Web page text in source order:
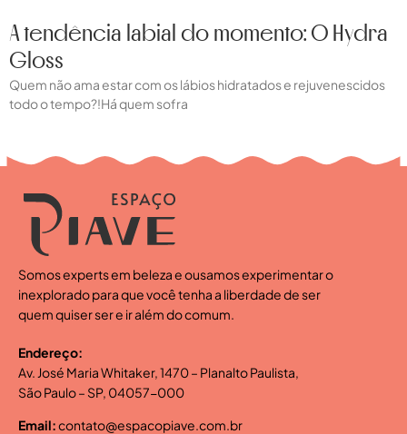
A tendência labial do momento: O Hydra
Gloss
Quem não ama estar com os lábios hidratados e rejuvenescidos
todo o tempo?!Há quem sofra
Somos experts em beleza e ousamos experimentar o
inexplorado para que você tenha a liberdade de ser
quem quiser ser e ir além do comum.
Endereço:
Av. José Maria Whitaker, 1470 – Planalto Paulista,
São Paulo – SP, 04057-000
Email:contato@espacopiave.com.br